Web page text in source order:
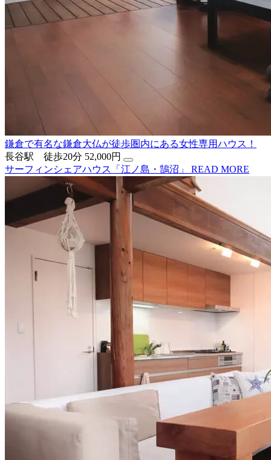
鎌倉で有名な鎌倉大仏が徒歩圏内にある女性専用ハウス！
長谷駅 徒歩20分 52,000円
サーフィンシェアハウス「江ノ島・鵠沼」
READ MORE